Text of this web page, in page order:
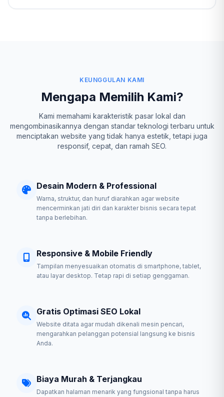
KEUNGGULAN KAMI
Mengapa Memilih Kami?
Kami memahami karakteristik pasar lokal dan
mengombinasikannya dengan standar teknologi terbaru untuk
menciptakan website yang tidak hanya estetik, tetapi juga
responsif, cepat, dan ramah SEO.
Desain Modern & Professional
Warna, struktur, dan huruf diarahkan agar website
mencerminkan jati diri dan karakter bisnis secara tepat
tanpa berlebihan.
Responsive & Mobile Friendly
Tampilan menyesuaikan otomatis di smartphone, tablet,
atau layar desktop. Tetap rapi di setiap genggaman.
Gratis Optimasi SEO Lokal
Website ditata agar mudah dikenali mesin pencari,
mengarahkan pelanggan potensial langsung ke bisnis
Anda.
Biaya Murah & Terjangkau
Dapatkan halaman menarik yang fungsional tanpa harus